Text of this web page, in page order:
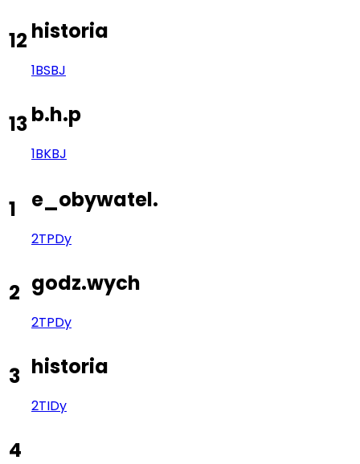
12 historia
1BSBJ
13b.h.p
1BKBJ
1 e_obywatel.
2TPDy
2 godz.wych
2TPDy
3 historia
2TIDy
4